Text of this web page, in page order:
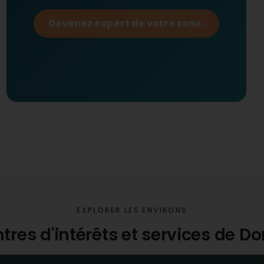
Devenez expert de votre zone.
EXPLORER LES ENVIRONS
d'intérêts et services de